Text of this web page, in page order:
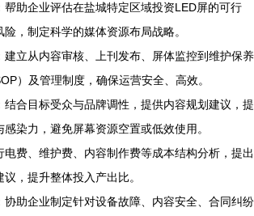
帮助企业评估在盐城特定区域投资LED屏的可行
，制定科学的媒体资源布局战略。
建立从内容审核、上刊发布、屏体监控到维护保养
）及管理制度，确保运营安全、高效。
结合目标受众与品牌调性，提供内容规划建议，提
染力，避免屏幕资源空置或低效使用。
电费、维护费、内容制作费等成本结构分析，提出
，提升整体投入产出比。
协助企业制定针对设备故障、内容安全、合同纠纷